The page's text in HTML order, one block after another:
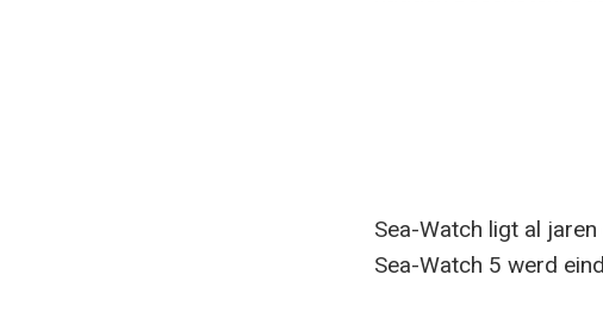
Sea-Watch ligt al
Sea-Watch 5 werd